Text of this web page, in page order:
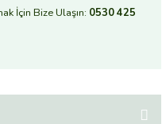
İçin Bize Ulaşın: 0530 425